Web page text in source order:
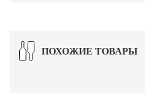
ПОХОЖИЕ ТОВАРЫ